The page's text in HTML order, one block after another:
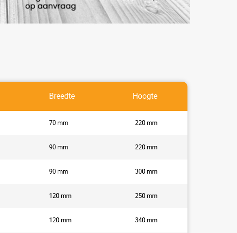
Breedte Hoogte
70 mm 220 mm
90 mm 220 mm
90 mm 300 mm
120 mm 250 mm
120 mm 340 mm